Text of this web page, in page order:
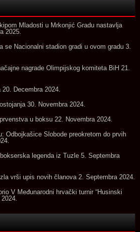
Mladosti u Mrkonjić Gradu nastavlja
2025.
se Nacionalni stadion gradi u ovom gradu 3.
nagrade Olimpijskog komiteta BiH 21.
20. Decembra 2024.
30. Novembra 2024.
u boksu 22. Novembra 2024.
Odbojkašice Slobode preokretom do prvih
legenda iz Tuzle 5. Septembra
vrši upis novih članova 2. Septembra 2024.
V Međunarodni hrvački turnir “Husinski